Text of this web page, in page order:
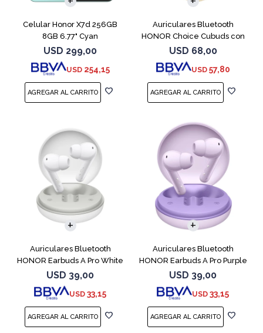
Celular Honor X7d 256GB
8GB 6.77" Cyan
USD 299,00
USD 254,15
Auriculares Bluetooth
HONOR Choice Cubuds con
Pantalla Beige
USD 68,00
USD 57,80
Auriculares Bluetooth
HONOR Earbuds A Pro White
USD 39,00
USD 33,15
Auriculares Bluetooth
HONOR Earbuds A Pro Purple
USD 39,00
USD 33,15